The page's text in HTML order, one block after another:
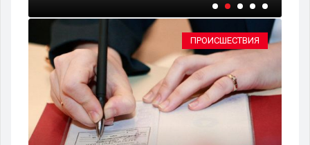
ПРОИСШЕСТВИЯ